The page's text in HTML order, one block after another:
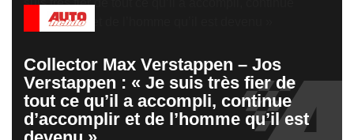
Collector Max Verstappen – Jos
Verstappen : « Je suis très fier de
tout ce qu’il a accompli, continue
d’accomplir et de l’homme qu’il est